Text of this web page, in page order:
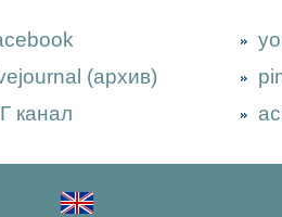
(архив)
канал